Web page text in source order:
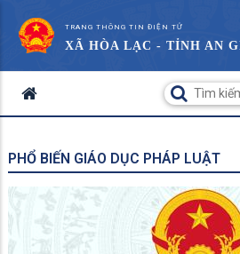
TRANG THÔNG TIN ĐIỆN TỬ
XÃ HÒA LẠC - TỈNH AN
PHỔ BIẾN GIÁO DỤC PHÁP LUẬT